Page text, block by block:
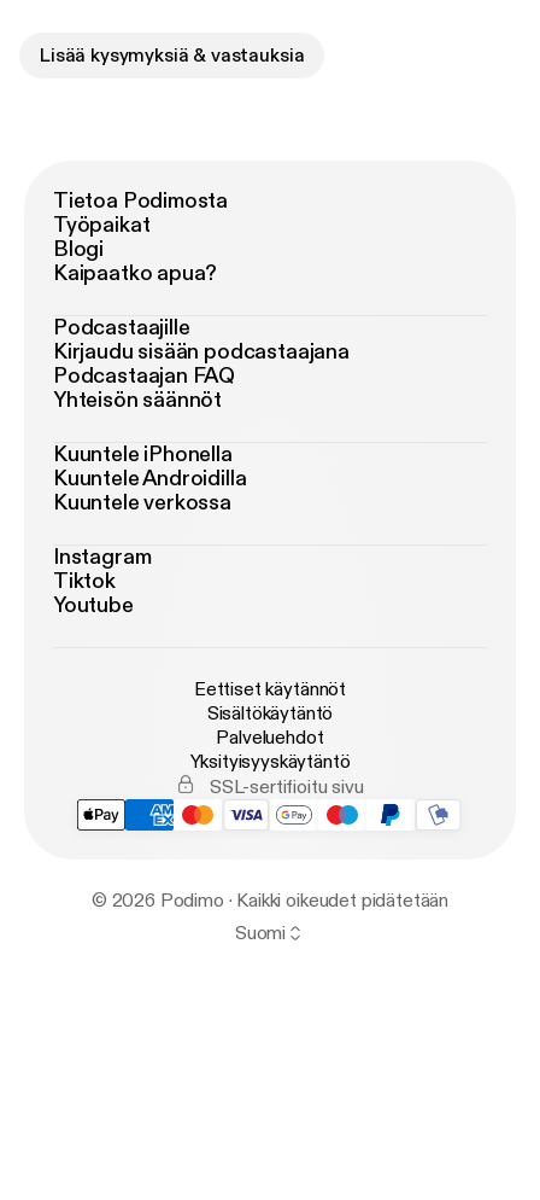
Lisää kysymyksiä & vastauksia
Tietoa Podimosta
Työpaikat
Blogi
Kaipaatko apua?
Podcastaajille
Kirjaudu sisään podcastaajana
Podcastaajan FAQ
Yhteisön säännöt
Kuuntele iPhonella
Kuuntele Androidilla
Kuuntele verkossa
Instagram
Tiktok
Youtube
Eettiset käytännöt
Sisältökäytäntö
Palveluehdot
Yksityisyyskäytäntö
SSL-sertifioitu sivu
© 2026 Podimo · Kaikki oikeudet pidätetään
Suomi